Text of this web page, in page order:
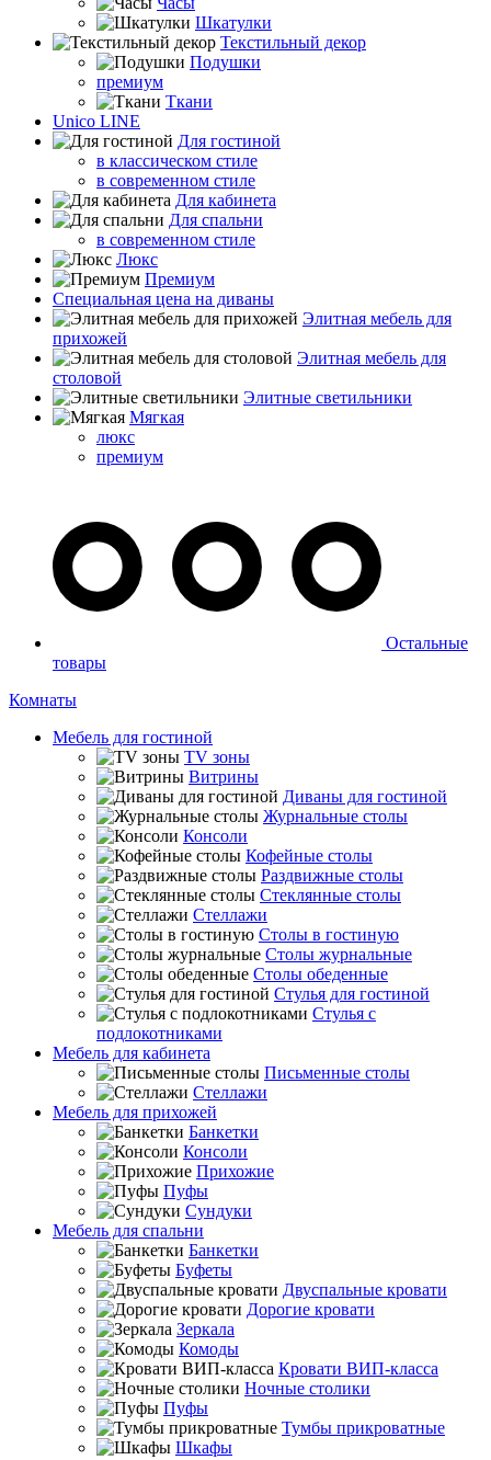
Шкатулки
Текстильный декор
Подушки
премиум
Ткани
Unico LINE
Для гостиной
в классическом стиле
в современном стиле
Для кабинета
Для спальни
в современном стиле
Люкс
Премиум
Специальная цена на диваны
Элитная мебель для
прихожей
Элитная мебель для
столовой
Элитные светильники
Мягкая
люкс
премиум
Остальные
товары
Комнаты
Мебель для гостиной
TV зоны
Витрины
Диваны для гостиной
Журнальные столы
Консоли
Кофейные столы
Раздвижные столы
Стеклянные столы
Стеллажи
Столы в гостиную
Столы журнальные
Столы обеденные
Стулья для гостиной
Стулья с
подлокотниками
Мебель для кабинета
Письменные столы
Стеллажи
Мебель для прихожей
Банкетки
Консоли
Прихожие
Пуфы
Сундуки
Мебель для спальни
Банкетки
Буфеты
Двуспальные кровати
Дорогие кровати
Зеркала
Комоды
Кровати ВИП-класса
Ночные столики
Пуфы
Тумбы прикроватные
Шкафы